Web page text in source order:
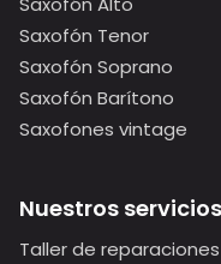
Saxofón Tenor
Saxofón Soprano
Saxofón Barítono
Saxofones vintage
Nuestros servicios
Taller de reparaciones